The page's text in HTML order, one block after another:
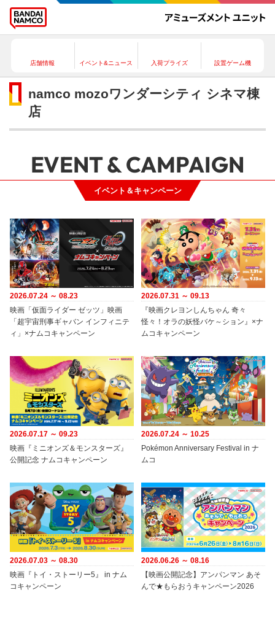
店舗情報 イベント&ニュース 入荷プライズ 設置ゲーム機
namco mozoワンダーシティ シネマ棟
店
イベント＆キャンペーン
EVENT & CAMPAIGN
2026.07.24 ～ 08.23
映画「仮面ライダー ゼッツ」映画
「超宇宙刑事ギャバン インフィニテ
ィ」×ナムコキャンペーン
2026.07.31 ～ 09.13
『映画クレヨンしんちゃん 奇々
怪々！オラの妖怪バケ～ション』×ナ
ムコキャンペーン
2026.07.17 ～ 09.23
映画『ミニオンズ＆モンスターズ』
公開記念 ナムコキャンペーン
2026.07.24 ～ 10.25
Pokémon Anniversary Festival in ナ
ムコ
2026.07.03 ～ 08.30
映画『トイ・ストーリー5』 in ナム
コキャンペーン
2026.06.26 ～ 08.16
【映画公開記念】アンパンマン あそ
んで★もらおうキャンペーン2026